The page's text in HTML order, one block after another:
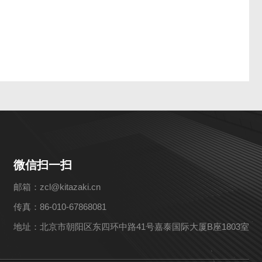
微信扫一扫
邮箱：zcl@kitazaki.cn
传真：86-010-67868081
地址：北京市朝阳区东四环中路41号嘉泰国际大厦B座1803室